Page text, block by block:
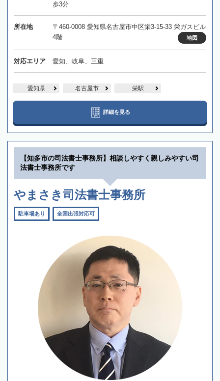
歩3分
所在地
〒460-0008 愛知県名古屋市中区栄3-15-33 栄ガスビル
4階
地図
対応エリア 愛知、岐阜、三重
愛知県 名古屋市 栄駅
詳細を見る
【知多市の司法書士事務所】相談しやすく親しみやすい司
法書士事務所です
やまさき司法書士事務所
駐車場あり 全国出張対応可